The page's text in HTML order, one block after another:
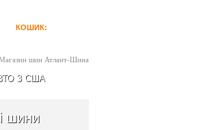
КОШИК:
З США
шини